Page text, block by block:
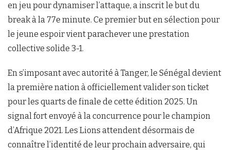
en jeu pour dynamiser l’attaque, a inscrit le but du
break à la 77e minute. Ce premier but en sélection pour
le jeune espoir vient parachever une prestation
collective solide 3-1.
En s’imposant avec autorité à Tanger, le Sénégal devient
la première nation à officiellement valider son ticket
pour les quarts de finale de cette édition 2025. Un
signal fort envoyé à la concurrence pour le champion
d’Afrique 2021. Les Lions attendent désormais de
connaître l’identité de leur prochain adversaire, qui